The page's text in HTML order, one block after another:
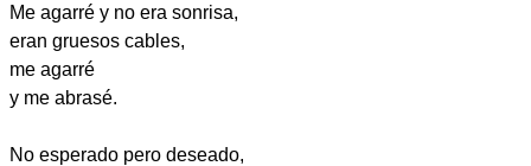
Me agarré y no era sonrisa,
eran gruesos cables,
me agarré
y me abrasé.
No esperado pero deseado,